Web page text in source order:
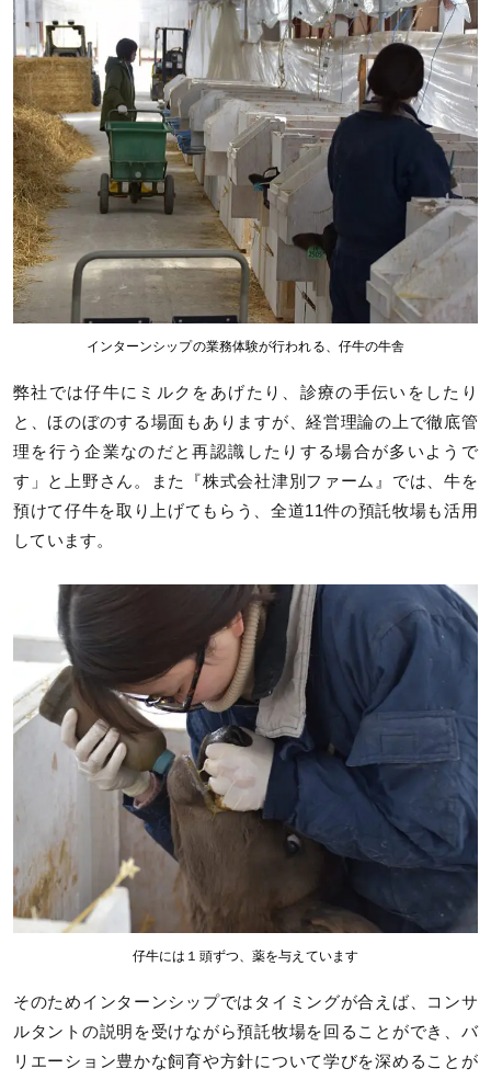
インターンシップの業務体験が行われる、仔牛の牛舎
弊社では仔牛にミルクをあげたり、診療の手伝いをしたり
と、ほのぼのする場面もありますが、経営理論の上で徹底管
理を行う企業なのだと再認識したりする場合が多いようで
す」と上野さん。また『株式会社津別ファーム』では、牛を
預けて仔牛を取り上げてもらう、全道11件の預託牧場も活用
しています。
仔牛には１頭ずつ、薬を与えています
そのためインターンシップではタイミングが合えば、コンサ
ルタントの説明を受けながら預託牧場を回ることができ、バ
リエーション豊かな飼育や方針について学びを深めることが